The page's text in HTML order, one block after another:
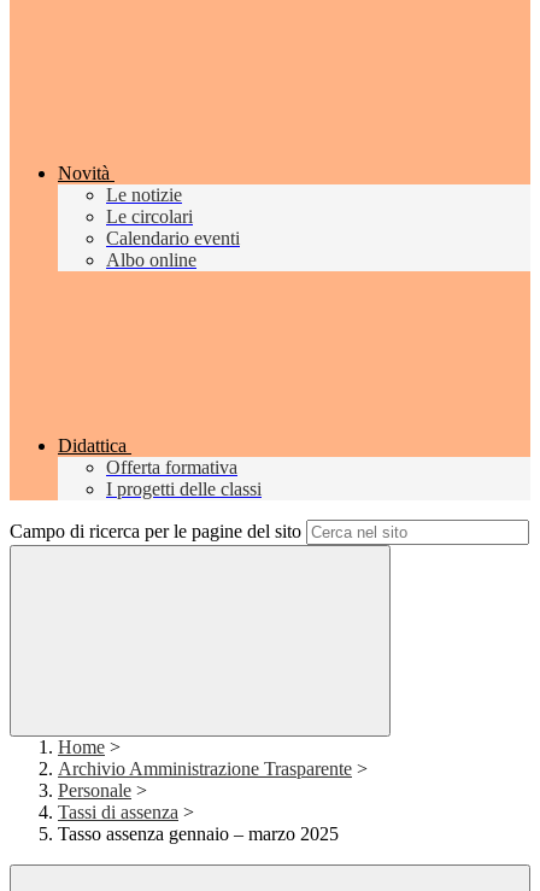
Novità
Le notizie
Le circolari
Calendario eventi
Albo online
Didattica
Offerta formativa
I progetti delle classi
Campo di ricerca per le pagine del sito
Home >
Archivio Amministrazione Trasparente >
Personale >
Tassi di assenza >
Tasso assenza gennaio – marzo 2025